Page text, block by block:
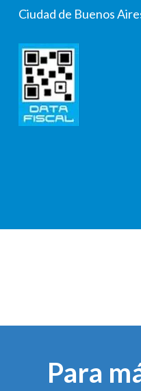
Ciudad de Buenos
Para